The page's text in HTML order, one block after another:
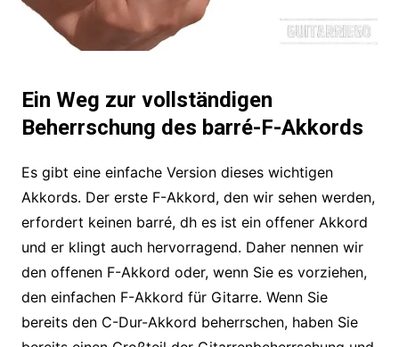
Ein Weg zur vollständigen
Beherrschung des barré-F-Akkords
Es gibt eine einfache Version dieses wichtigen
Akkords. Der erste F-Akkord, den wir sehen werden,
erfordert keinen barré, dh es ist ein offener Akkord
und er klingt auch hervorragend. Daher nennen wir
den offenen F-Akkord oder, wenn Sie es vorziehen,
den einfachen F-Akkord für Gitarre. Wenn Sie
bereits den C-Dur-Akkord beherrschen, haben Sie